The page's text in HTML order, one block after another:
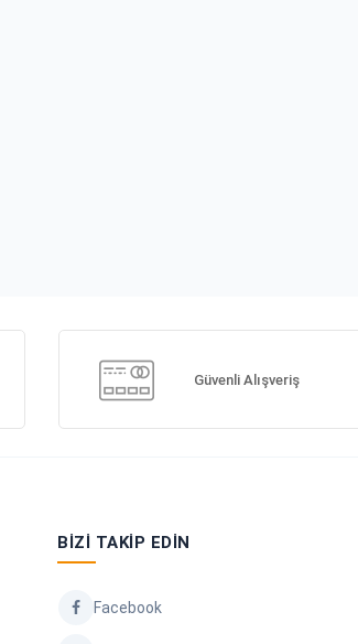
Güvenli Alışveriş
BIZI TAKIP EDIN
Facebook